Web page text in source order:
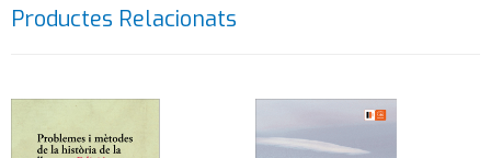
Productes Relacionats